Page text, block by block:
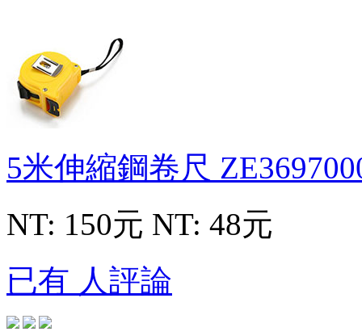
5米伸縮鋼卷尺
NT: 150元 NT: 48元
已有 人評論